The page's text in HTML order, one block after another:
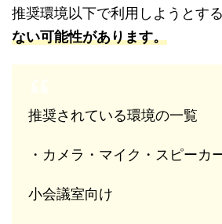
推奨環境以下で利用しようとする
ない可能性があります。
推奨されている環境の一覧
・カメラ・マイク・スピーカ
小会議室向け